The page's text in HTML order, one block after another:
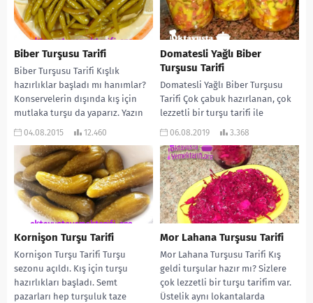
Biber Turşusu Tarifi
Biber Turşusu Tarifi Kışlık
hazırlıklar başladı mı hanımlar?
Konservelerin dışında kış için
mutlaka turşu da yaparız. Yazın
aldığımız tazecik sebzelerin...
04.08.2015 12.460
Domatesli Yağlı Biber
Turşusu Tarifi
Domatesli Yağlı Biber Turşusu
Tarifi Çok çabuk hazırlanan, çok
lezzetli bir turşu tarifi ile
beraberiz. Şimdi pazarlarda hep
06.08.2019 3.368
Kornişon Turşu Tarifi
Kornişon Turşu Tarifi Turşu
sezonu açıldı. Kış için turşu
hazırlıkları başladı. Semt
pazarları hep turşuluk taze
Mor Lahana Turşusu Tarifi
Mor Lahana Turşusu Tarifi Kış
geldi turşular hazır mı? Sizlere
çok lezzetli bir turşu tarifim var.
Üstelik aynı lokantalarda